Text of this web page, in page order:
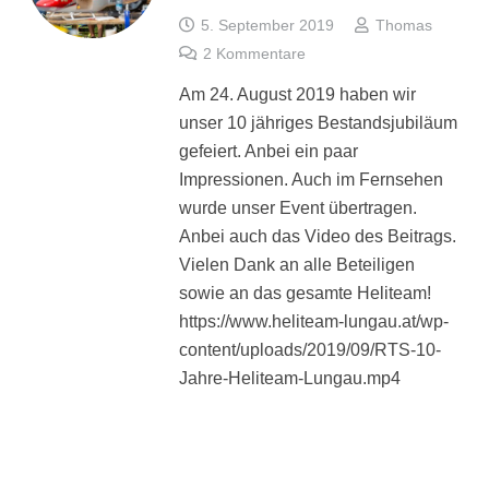
5. September 2019
Thomas
2 Kommentare
Am 24. August 2019 haben wir
unser 10 jähriges Bestandsjubiläum
gefeiert. Anbei ein paar
Impressionen. Auch im Fernsehen
wurde unser Event übertragen.
Anbei auch das Video des Beitrags.
Vielen Dank an alle Beteiligen
sowie an das gesamte Heliteam!
https://www.heliteam-lungau.at/wp-
content/uploads/2019/09/RTS-10-
Jahre-Heliteam-Lungau.mp4